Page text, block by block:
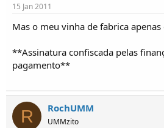
15 Jan 2011
Mas o meu vinha de fabrica
**Assinatura confiscada pelas
pagamento**
R RochUMM
UMMzito